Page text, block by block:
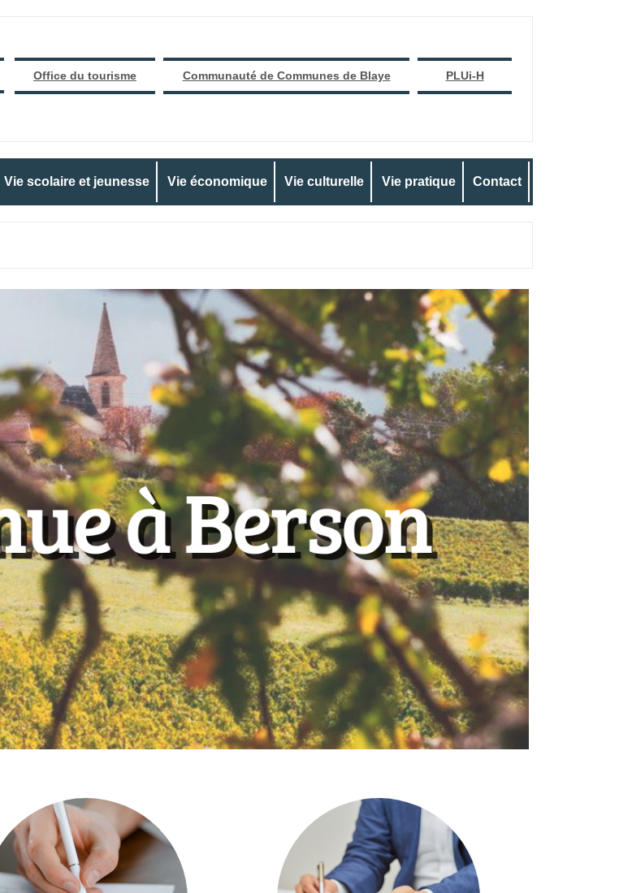
Office du tourisme Communauté de Communes de Blaye PLUi-H
Vie scolaire et jeunesse Vie économique Vie culturelle Vie pratique Contact